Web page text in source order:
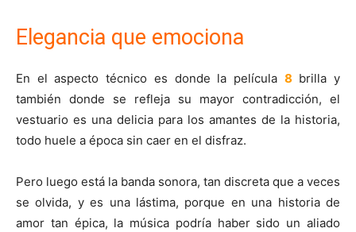
Elegancia que emociona
En el aspecto técnico es donde la película 8 brilla y
también donde se refleja su mayor contradicción, el
vestuario es una delicia para los amantes de la historia,
todo huele a época sin caer en el disfraz.
Pero luego está la banda sonora, tan discreta que a veces
se olvida, y es una lástima, porque en una historia de
amor tan épica, la música podría haber sido un aliado